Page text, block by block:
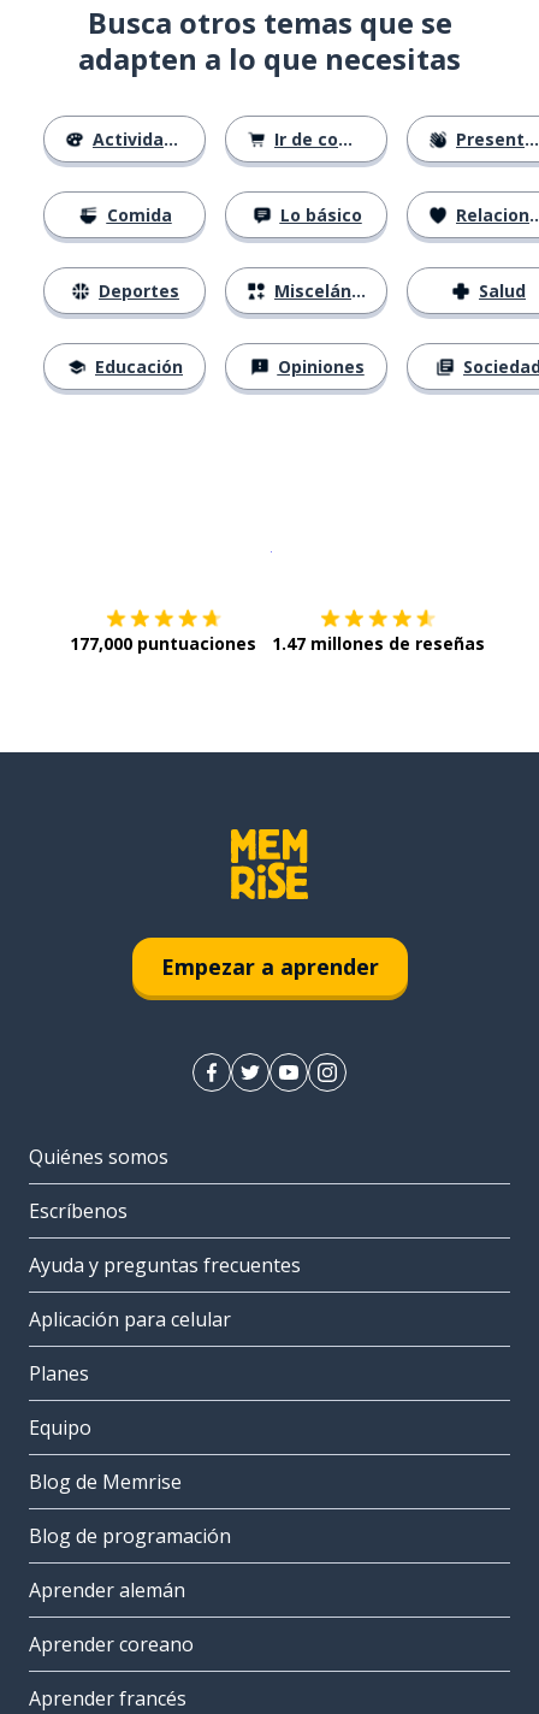
Busca otros temas que se
adapten a lo que necesitas
Actividades
Comida
Deportes
Educación
Ir de compras
Lo básico
Misceláneo
Opiniones
Presentándose
Relaciones
Salud
177,000 puntuaciones 1.47 millones de reseñas
Empezar a aprender
Quiénes somos
Escríbenos
Ayuda y preguntas frecuentes
Aplicación para celular
Planes
Equipo
Blog de Memrise
Blog de programación
Aprender alemán
Aprender coreano
Aprender francés